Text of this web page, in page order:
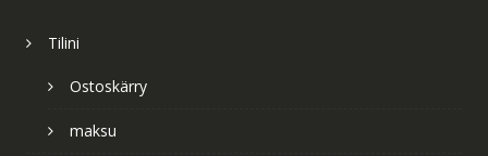
Tilini
Ostoskärry
maksu